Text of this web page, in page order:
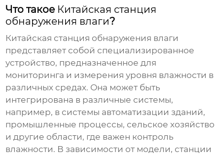
Что такое Китайская станция
обнаружения влаги?
Китайская станция обнаружения влаги
представляет собой специализированное
устройство, предназначенное для
мониторинга и измерения уровня влажности в
различных средах. Она может быть
интегрирована в различные системы,
например, в системы автоматизации зданий,
промышленные процессы, сельское хозяйство
и другие области, где важен контроль
влажности. В зависимости от модели, станции